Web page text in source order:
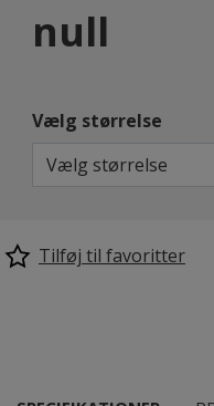
null
Vælg størrelse
Vælg størrelse
Tilføj til favoritter